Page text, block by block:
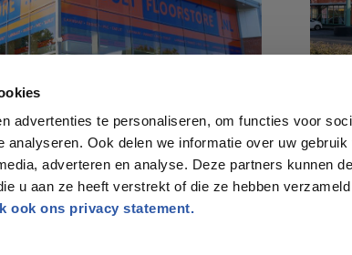
advertenties te personaliseren, om functies voor
analyseren. Ook delen we informatie over uw gebruik
adverteren en analyse. Deze partners kunnen
u aan ze heeft verstrekt of die ze hebben
ook ons privacy statement.